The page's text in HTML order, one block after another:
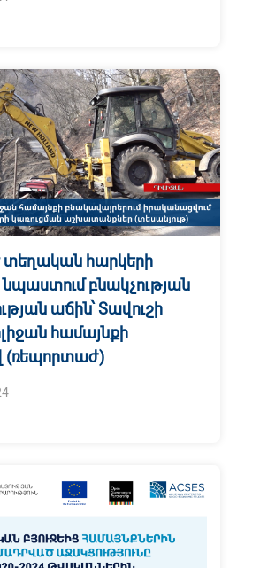
տեղական հարկերի
նպաստում բնակչության
աճին՝ Տավուշի
համայնքի
(ռեպորտաժ)